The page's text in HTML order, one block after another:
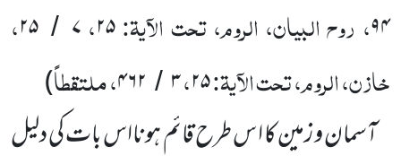
۹۴، روح البیان، الروم، تحت الآیۃ:۲۵،۷ / ۲۵،
خازن، الروم، تحت الآیۃ:۲۵،۳ / ۴۶۲، ملتقطاً)
آسمان و زمین کا ا س طرح قائم ہونااس بات کی دلیل